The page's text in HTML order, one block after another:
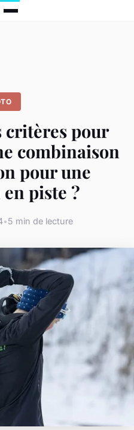
critères pour
combinaison
pour une
piste ?
•5 min de lecture